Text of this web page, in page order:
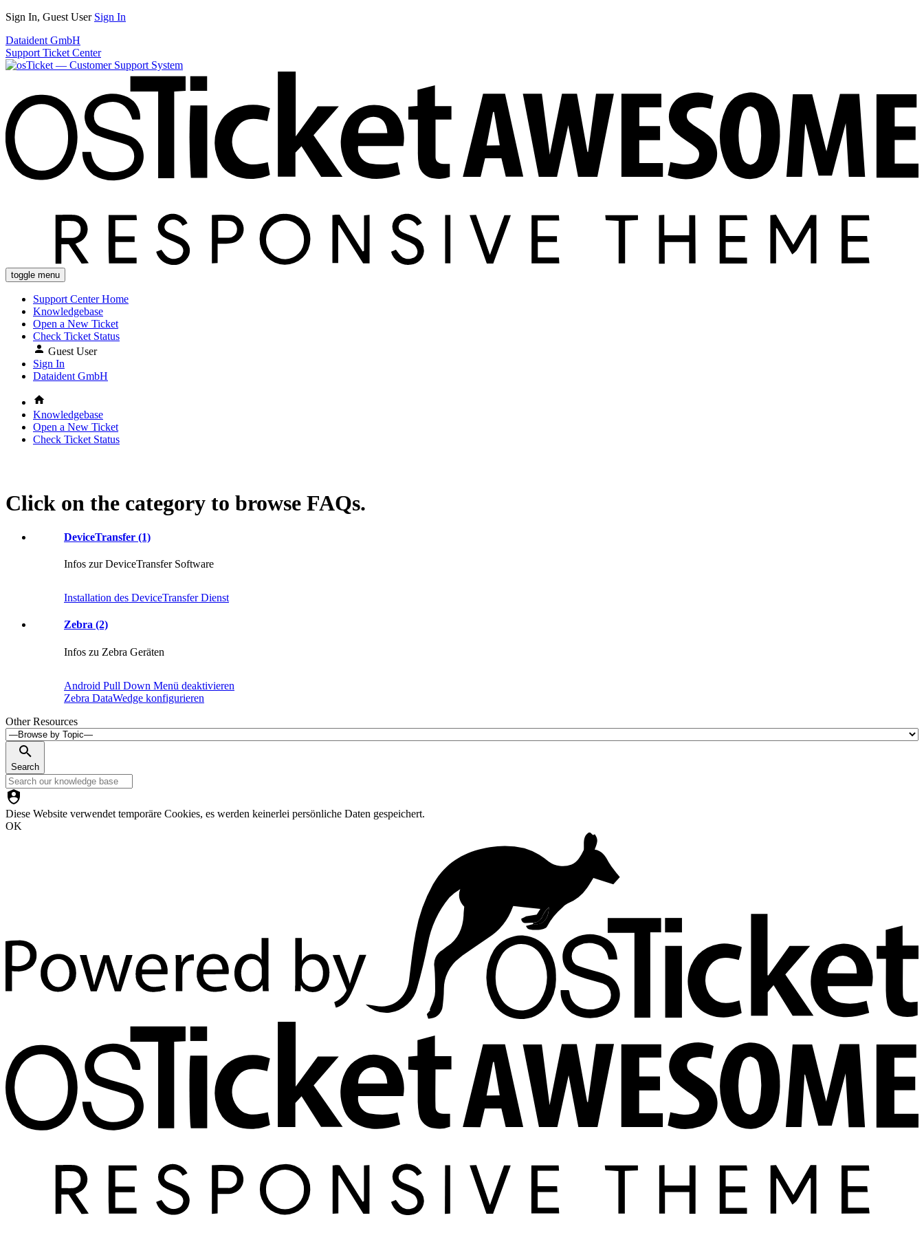
Sign In, Guest User Sign In
Dataident GmbH
Support Ticket Center
toggle menu
Support Center Home
Knowledgebase
Open a New Ticket
Check Ticket Status
Guest User
Sign In
Dataident GmbH
Knowledgebase
Open a New Ticket
Check Ticket Status
Click on the category to browse FAQs.
DeviceTransfer (1)
Infos zur DeviceTransfer Software
Installation des DeviceTransfer Dienst
Zebra (2)
Infos zu Zebra Geräten
Android Pull Down Menü deaktivieren
Zebra DataWedge konfigurieren
Other Resources
Search
Diese Website verwendet temporäre Cookies, es werden keinerlei persönliche Daten gespeichert.
OK